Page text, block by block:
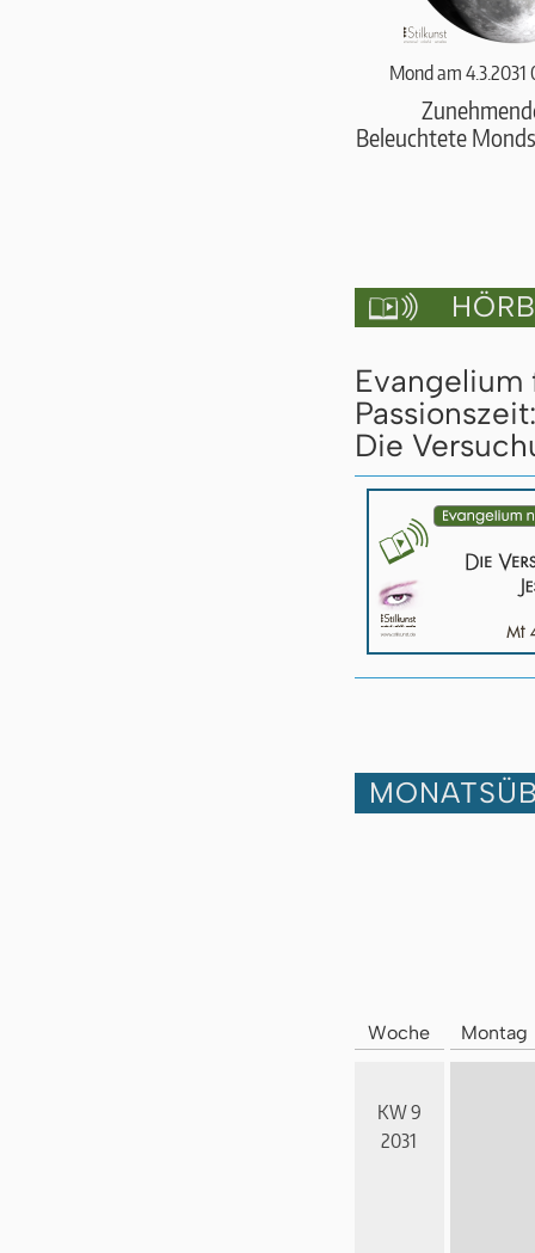
Mond am 4.3.2031
Beleuchtete

Evangelium
Passionszeit:
Die
Woche Montag
KW 9
2031